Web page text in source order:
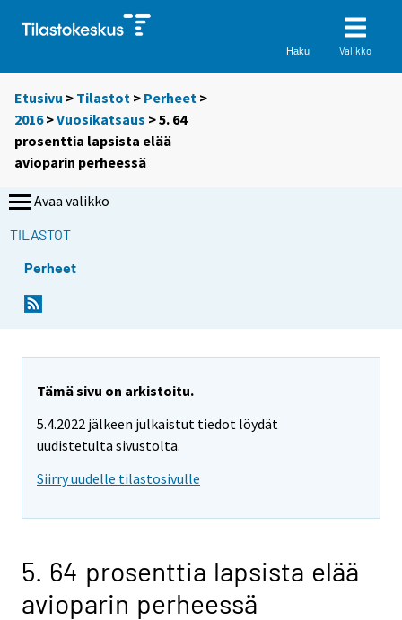
Haku Valikko
Etusivu > Tilastot > Perheet >
2016>Vuosikatsaus > 5. 64
prosenttia lapsista elää
avioparin perheessä
Avaa valikko
TILASTOT
Perheet
Tämä sivu on arkistoitu.
5.4.2022 jälkeen julkaistut tiedot löydät
uudistetulta sivustolta.
Siirry uudelle tilastosivulle
5. 64 prosenttia lapsista elää
avioparin perheessä